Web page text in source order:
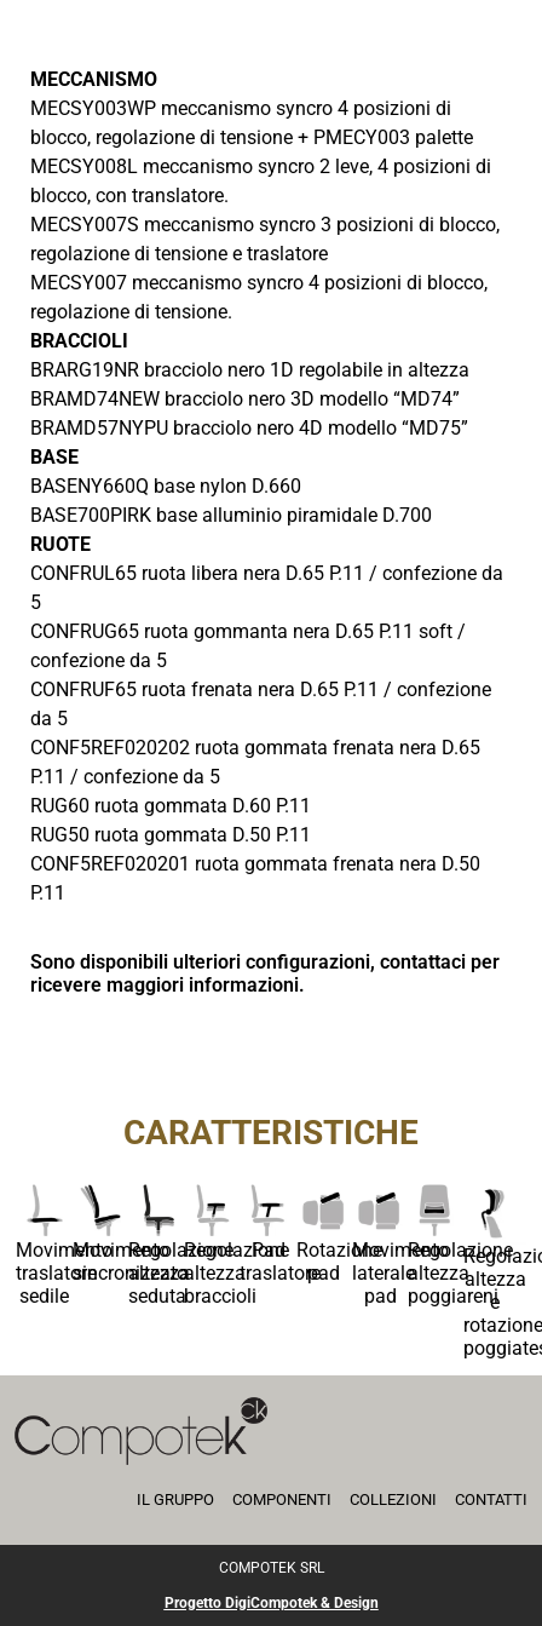
MECCANISMO
MECSY003WP meccanismo syncro 4 posizioni di
blocco, regolazione di tensione + PMECY003 palette
MECSY008L meccanismo syncro 2 leve, 4 posizioni di
blocco, con translatore.
MECSY007S meccanismo syncro 3 posizioni di blocco,
regolazione di tensione e traslatore
MECSY007 meccanismo syncro 4 posizioni di blocco,
regolazione di tensione.
BRACCIOLI
BRARG19NR bracciolo nero 1D regolabile in altezza
BRAMD74NEW bracciolo nero 3D modello “MD74”
BRAMD57NYPU bracciolo nero 4D modello “MD75”
BASE
BASENY660Q base nylon D.660
BASE700PIRK base alluminio piramidale D.700
RUOTE
CONFRUL65 ruota libera nera D.65 P.11 / confezione da
5
CONFRUG65 ruota gommanta nera D.65 P.11 soft /
confezione da 5
CONFRUF65 ruota frenata nera D.65 P.11 / confezione
da 5
CONF5REF020202 ruota gommata frenata nera D.65
P.11 / confezione da 5
RUG60 ruota gommata D.60 P.11
RUG50 ruota gommata D.50 P.11
CONF5REF020201 ruota gommata frenata nera D.50
P.11
Sono disponibili ulteriori configurazioni, contattaci per
ricevere maggiori informazioni.
CARATTERISTICHE
Movimento
traslatore
sedile
Movimento
sincronizzato
Regolazione
altezza
seduta
Regolazione
altezza
braccioli
Pad
traslatore
Rotazione
pad
Movimento
laterale
pad
Regolazione
altezza
poggiareni
altezza
e
IL GRUPPO COMPONENTI COLLEZIONI CONTATTI
COMPOTEK SRL
Progetto DigiCompotek & Design